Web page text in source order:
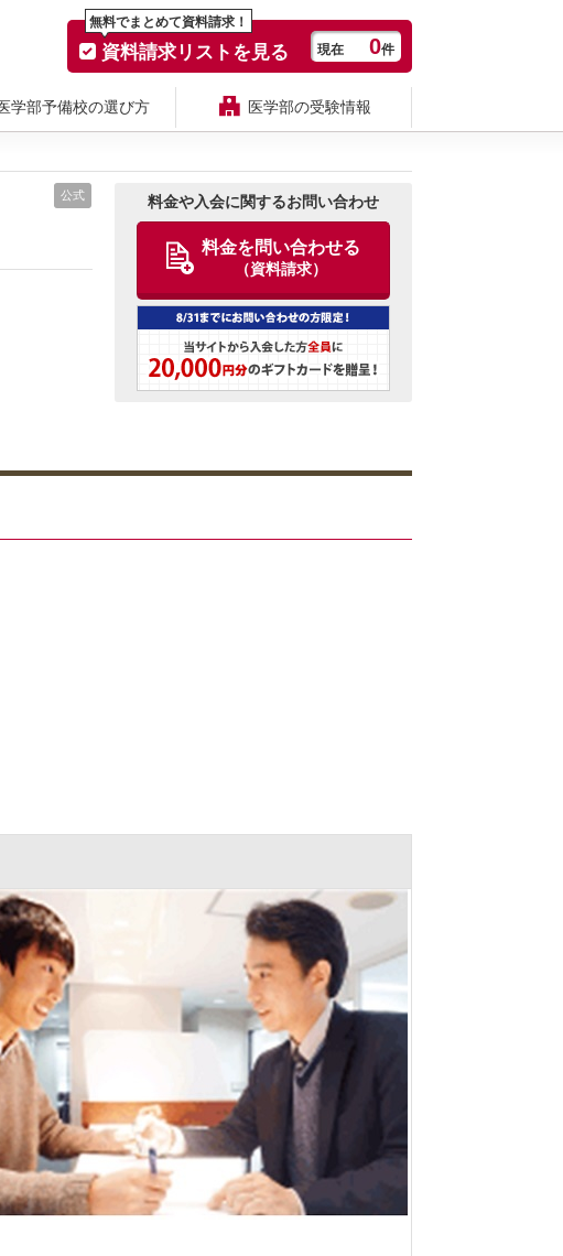
無料でまとめて資料請求！
資料請求リストを見る 現在 0件
学部予備校の選び方 医学部の受験情報
公式 料金や入会に関するお問い合わせ
料金を問い合わせる
（資料請求）